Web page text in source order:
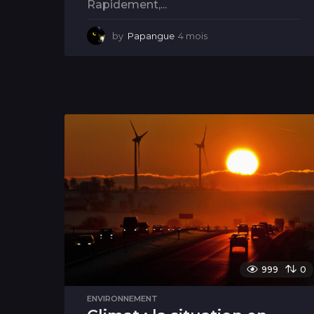
Rapidement,...
by Papangue 4 mois
999 0
ENVIRONNEMENT